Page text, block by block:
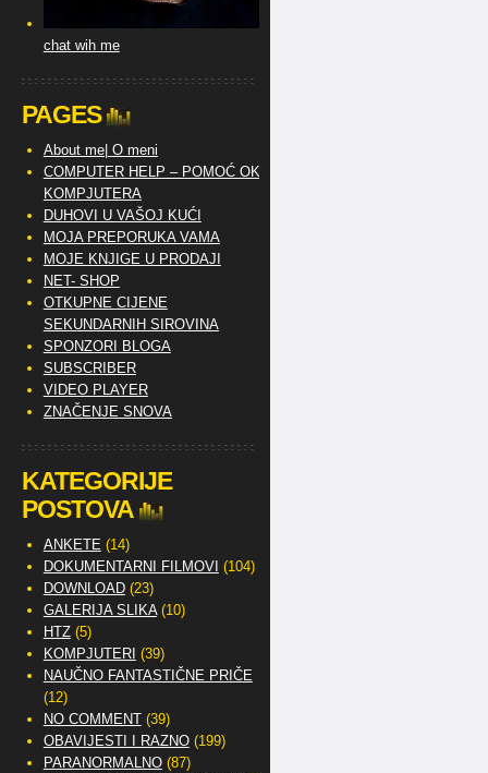
chat wih me
PAGES
About me| O meni
COMPUTER HELP – POMOĆ OKO
KOMPJUTERA
DUHOVI U VAŠOJ KUĆI
MOJA PREPORUKA VAMA
MOJE KNJIGE U PRODAJI
NET- SHOP
OTKUPNE CIJENE
SEKUNDARNIH SIROVINA
SPONZORI BLOGA
SUBSCRIBER
VIDEO PLAYER
ZNAČENJE SNOVA
KATEGORIJE
POSTOVA
ANKETE (14)
DOKUMENTARNI FILMOVI (104)
DOWNLOAD(23)
GALERIJA SLIKA(10)
HTZ(5)
KOMPJUTERI (39)
NAUČNO FANTASTIČNE PRIČE
(12)
NO COMMENT(39)
OBAVIJESTI I RAZNO(199)
PARANORMALNO(87)